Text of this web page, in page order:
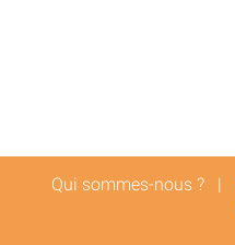
Qui sommes-nous ? |